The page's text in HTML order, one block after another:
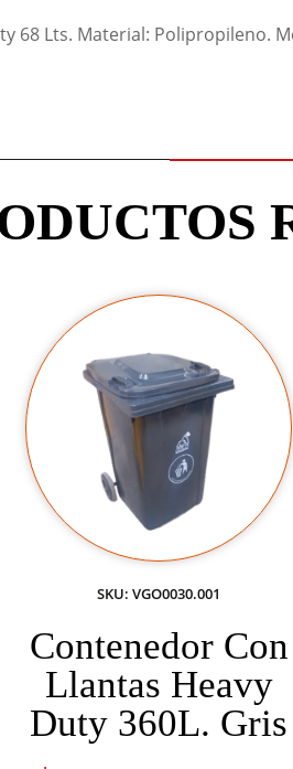
68 Lts. Material: Polipropileno.
SKU: VGO0030.001
Contenedor Con
Llantas Heavy
Duty 360L. Gris